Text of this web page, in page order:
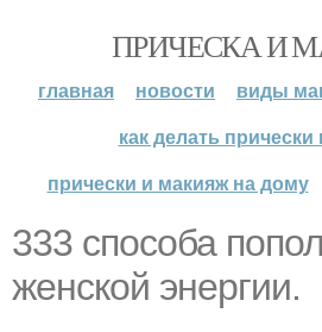
ПРИЧЕСКА И
главная новости
виды
как делать
прически и макияж на дому
333 способа
женской энергии.